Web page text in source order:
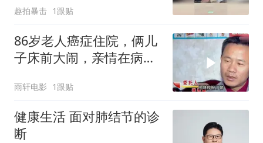
趣拍暴击 1跟贴
86岁老人癌症住院，俩儿
子床前大闹，亲情在病房
雨轩电影 1跟贴
健康生活 面对肺结节的诊
断